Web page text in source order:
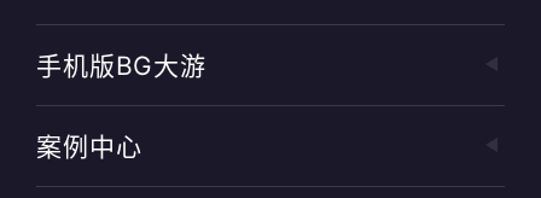
手机版BG大游
案例中心